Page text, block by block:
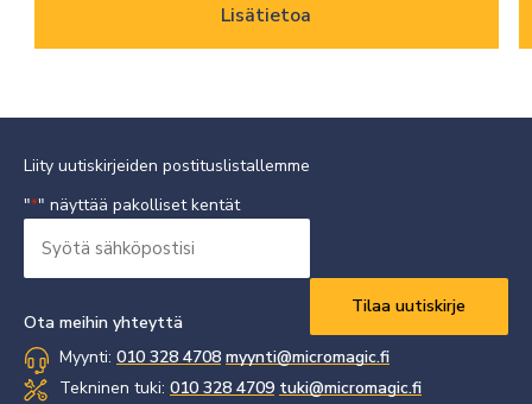
Lisätietoa
Liity uutiskirjeiden postituslistallemme
"*" näyttää pakolliset kentät
sähköpostisi
Ota meihin yhteyttä
Myynti: 010 328 4708 myynti@micromagic.fi
Tekninen tuki: 010 328 4709 tuki@micromagic.fi